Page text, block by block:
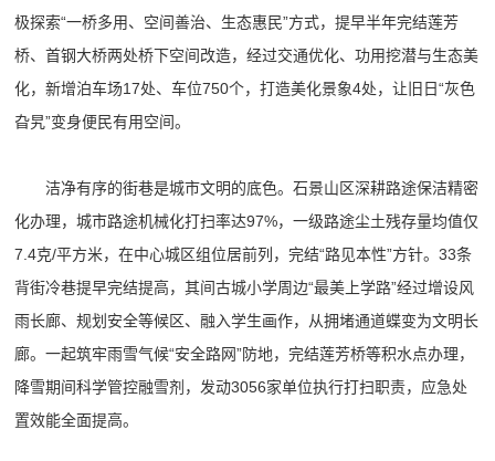
极探索“一桥多用、空间善治、生态惠民”方式，提早半年完结莲芳
桥、首钢大桥两处桥下空间改造，经过交通优化、功用挖潜与生态美
化，新增泊车场17处、车位750个，打造美化景象4处，让旧日“灰色
旮旯”变身便民有用空间。
洁净有序的街巷是城市文明的底色。石景山区深耕路途保洁精密
化办理，城市路途机械化打扫率达97%，一级路途尘土残存量均值仅
7.4克/平方米，在中心城区组位居前列，完结“路见本性”方针。33条
背街冷巷提早完结提高，其间古城小学周边“最美上学路”经过增设风
雨长廊、规划安全等候区、融入学生画作，从拥堵通道蝶变为文明长
廊。一起筑牢雨雪气候“安全路网”防地，完结莲芳桥等积水点办理，
降雪期间科学管控融雪剂，发动3056家单位执行打扫职责，应急处
置效能全面提高。